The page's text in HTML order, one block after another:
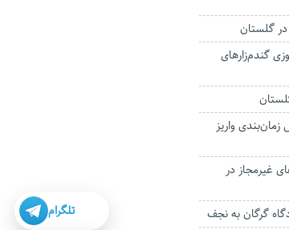
گندم‌زارهای
زمان‌بندی واریز
غیرمجاز در
گرگان به نجف
تلگرام